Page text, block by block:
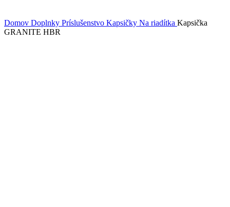
Domov Doplnky Príslušenstvo Kapsičky Na riadítka Kapsička
GRANITE HBR